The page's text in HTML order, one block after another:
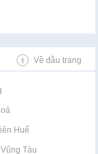
Về đầu trang
Huế
Tàu